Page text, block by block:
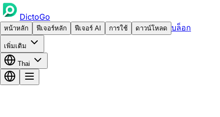
DictoGo
หน้าหลัก ฟีเจอร์หลัก ฟีเจอร์ AI การใช้ ดาวน์โหลด บล็อก
เพิ่มเติม
Thai